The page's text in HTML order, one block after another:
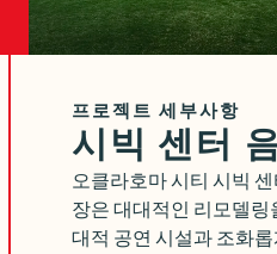
프로젝트 세부사항
시빅 센터
오클라호마 시티 시빅
장은 대대적인 리모델
대적 공연 시설과 조화